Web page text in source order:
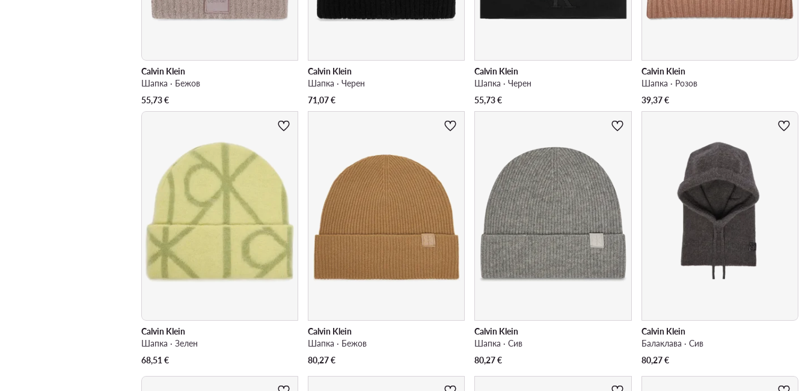
Calvin Klein
Шапка · Бежов
55,73€
Calvin Klein
Шапка · Черен
71,07€
Calvin Klein
Шапка · Черен
55,73€
Calvin Klein
Шапка · Розов
39,37€
Calvin Klein
Шапка · Зелен
68,51 €
Calvin Klein
Шапка · Бежов
80,27€
Calvin Klein
Шапка · Сив
80,27€
Calvin Klein
Балаклава · Сив
80,27€